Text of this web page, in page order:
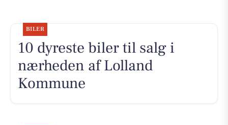
BILER
10 dyreste biler til salg i
nærheden af Lolland
Kommune